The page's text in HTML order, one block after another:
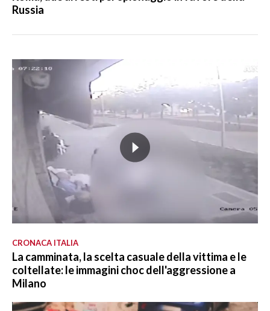
Russia
CRONACA ITALIA
La camminata, la scelta casuale della vittima e le
coltellate: le immagini choc dell'aggressione a
Milano